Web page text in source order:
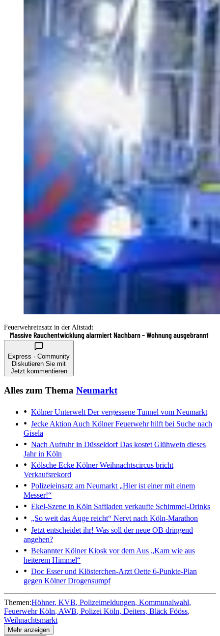
Feuerwehreinsatz in der Altstadt
Massive Rauchentwicklung alarmiert Nachbarn – Wohnung ausgebrannt
Express · Community
Diskutieren Sie mit
Jetzt kommentieren
Alles zum Thema Neumarkt
Kölner Unterwelt Der vergessene Tunnel vom Neumarkt
Jecke Aktion Auch Kölner Feuerwehr hilft bei Suche nach
Gisela
Nach Aufruhr in DüsseldorfDas kostet Glühwein dieses
Jahr in Köln
Kölsche Ecke Kölner Weihnachtscircus bricht
Verkaufsrekord
Polizeieinsatz am Neumarkt „Hier ist einer mit einem
Messer!“
Ekel-Szene in Köln Saftladen verkaufte Schimmel-Drinks
„So weit das Auge reicht“ Nervt nach Köln-Marathon
Jetzt entscheidet ihr! Was soll der neue OB dringend
angehen?
Bekannter Kölner Kiosk vor dem Aus „Kam wie aus
heiterem Himmel“
Doc Esser und Klösterchen-Arzt Oette 6-Punkte-Plan
gegen Kölner Drogensumpf
Themen:Höhner KVB Polizeimeldungen Kommunalwahl
Feuerwehr Köln AWB Polizei Köln Deiters Bläck Fööss
Weihnachtsmarkt
Mehr anzeigen